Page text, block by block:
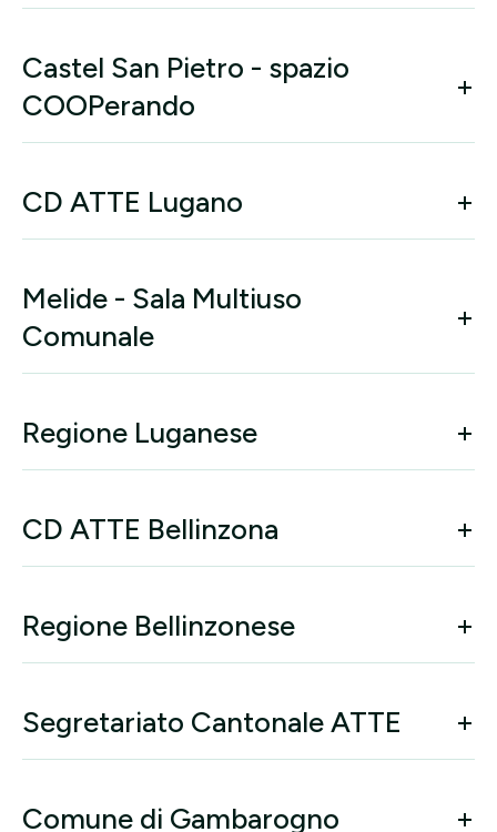
Castel San Pietro - spazio
COOPerando
CD ATTE Lugano
Melide - Sala Multiuso
Comunale
Regione Luganese
CD ATTE Bellinzona
Regione Bellinzonese
Segretariato Cantonale ATTE
Comune di Gambarogno